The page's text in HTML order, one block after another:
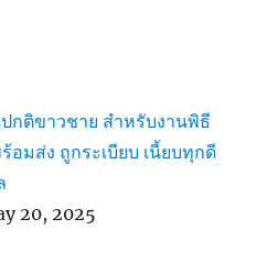
กติขาวชาย สำหรับงานพิธี
ร้อมส่ง ถูกระเบียบ เนี้ยบทุกดี
20, 2025